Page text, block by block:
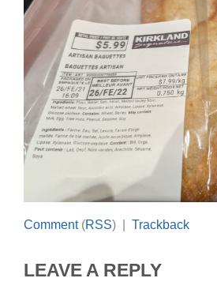
Comment(RSS) | Trackback
LEAVE A REPLY